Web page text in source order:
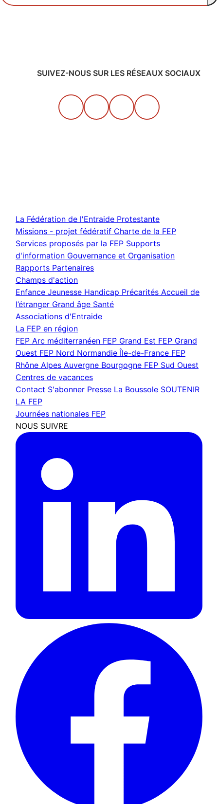
SUIVEZ-NOUS SUR LES RÉSEAUX SOCIAUX
La Fédération de l'Entraide Protestante
Missions - projet fédératif Charte de la FEP
Services proposés par la FEP Supports
d'information Gouvernance et Organisation
Rapports Partenaires
Champs d'action
Enfance Jeunesse Handicap Précarités Accueil de
l’étranger Grand âge Santé
Associations d'Entraide
La FEP en région
FEP Arc méditerranéen FEP Grand Est FEP Grand
Ouest FEP Nord Normandie Île-de-France FEP
Rhône Alpes Auvergne Bourgogne FEP Sud Ouest
Centres de vacances
Contact S'abonner Presse La Boussole SOUTENIR
LA FEP
Journées nationales FEP
NOUS SUIVRE